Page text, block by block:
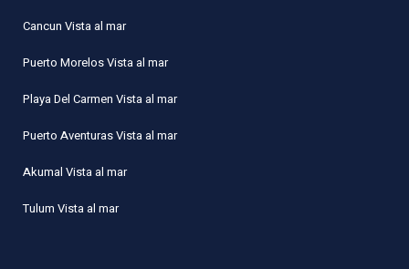
Cancun Vista al mar
Puerto Morelos Vista al mar
Playa Del Carmen Vista al mar
Puerto Aventuras Vista al mar
Akumal Vista al mar
Tulum Vista al mar